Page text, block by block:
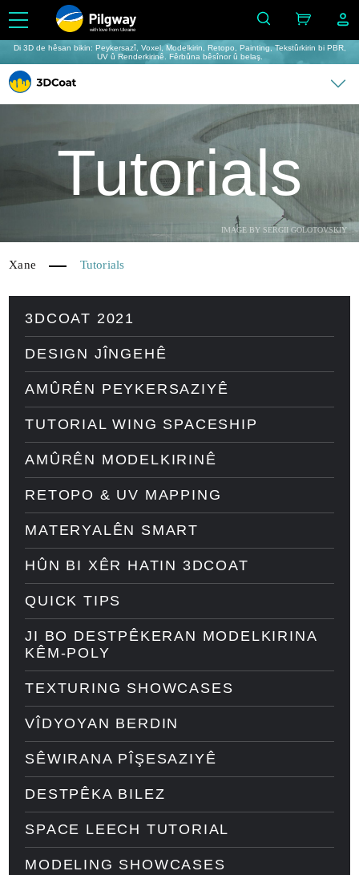
with love from Ukraine
Di 3D de hêsan bikin: Peykersazî, Voxel, Modelkirin, Retopo, Painting, Tekstûrkirin bi PBR,
UV û Renderkirinê. Fêrbûna bêsînor û belaş.
IMAGE BY SERGII GOLOTOVSKIY
Tutorials
Xane Tutorials
3DCOAT 2021
DESIGN JÎNGEHÊ
AMÛRÊN PEYKERSAZIYÊ
TUTORIAL WING SPACESHIP
AMÛRÊN MODELKIRINÊ
RETOPO & UV MAPPING
MATERYALÊN SMART
HÛN BI XÊR HATIN 3DCOAT
QUICK TIPS
JI BO DESTPÊKERAN MODELKIRINA
KÊM-POLY
TEXTURING SHOWCASES
VÎDYOYAN BERDIN
SÊWIRANA PÎŞESAZIYÊ
DESTPÊKA BILEZ
SPACE LEECH TUTORIAL
MODELING SHOWCASES